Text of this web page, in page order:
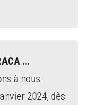
...
à nous
2024, dès